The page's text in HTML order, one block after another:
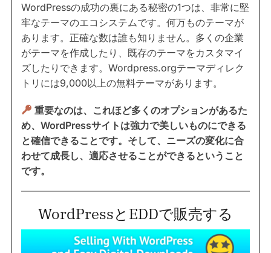
WordPressの成功の裏にある秘密の1つは、非常に堅
牢なテーマのエコシステムです。何万ものテーマが
あります。正確な数は誰も知りません。多くの企業
がテーマを作成したり、既存のテーマをカスタマイ
ズしたりできます。Wordpress.orgテーマディレク
トリには9,000以上の無料テーマがあります。
重要なのは、これほど多くのオプションがあるた
め、WordPressサイトは強力で美しいものにできる
と確信できることです。そして、ニーズの変化に合
わせて成長し、適応させることができるということ
です。
WordPressとEDDで販売する